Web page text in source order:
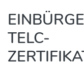
TELC-